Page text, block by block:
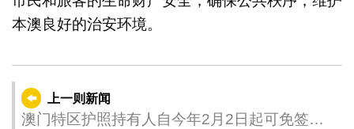
本澳良好的治安环境。
上一则新闻
澳门特区护照持有人自今年2月2日起可免签证